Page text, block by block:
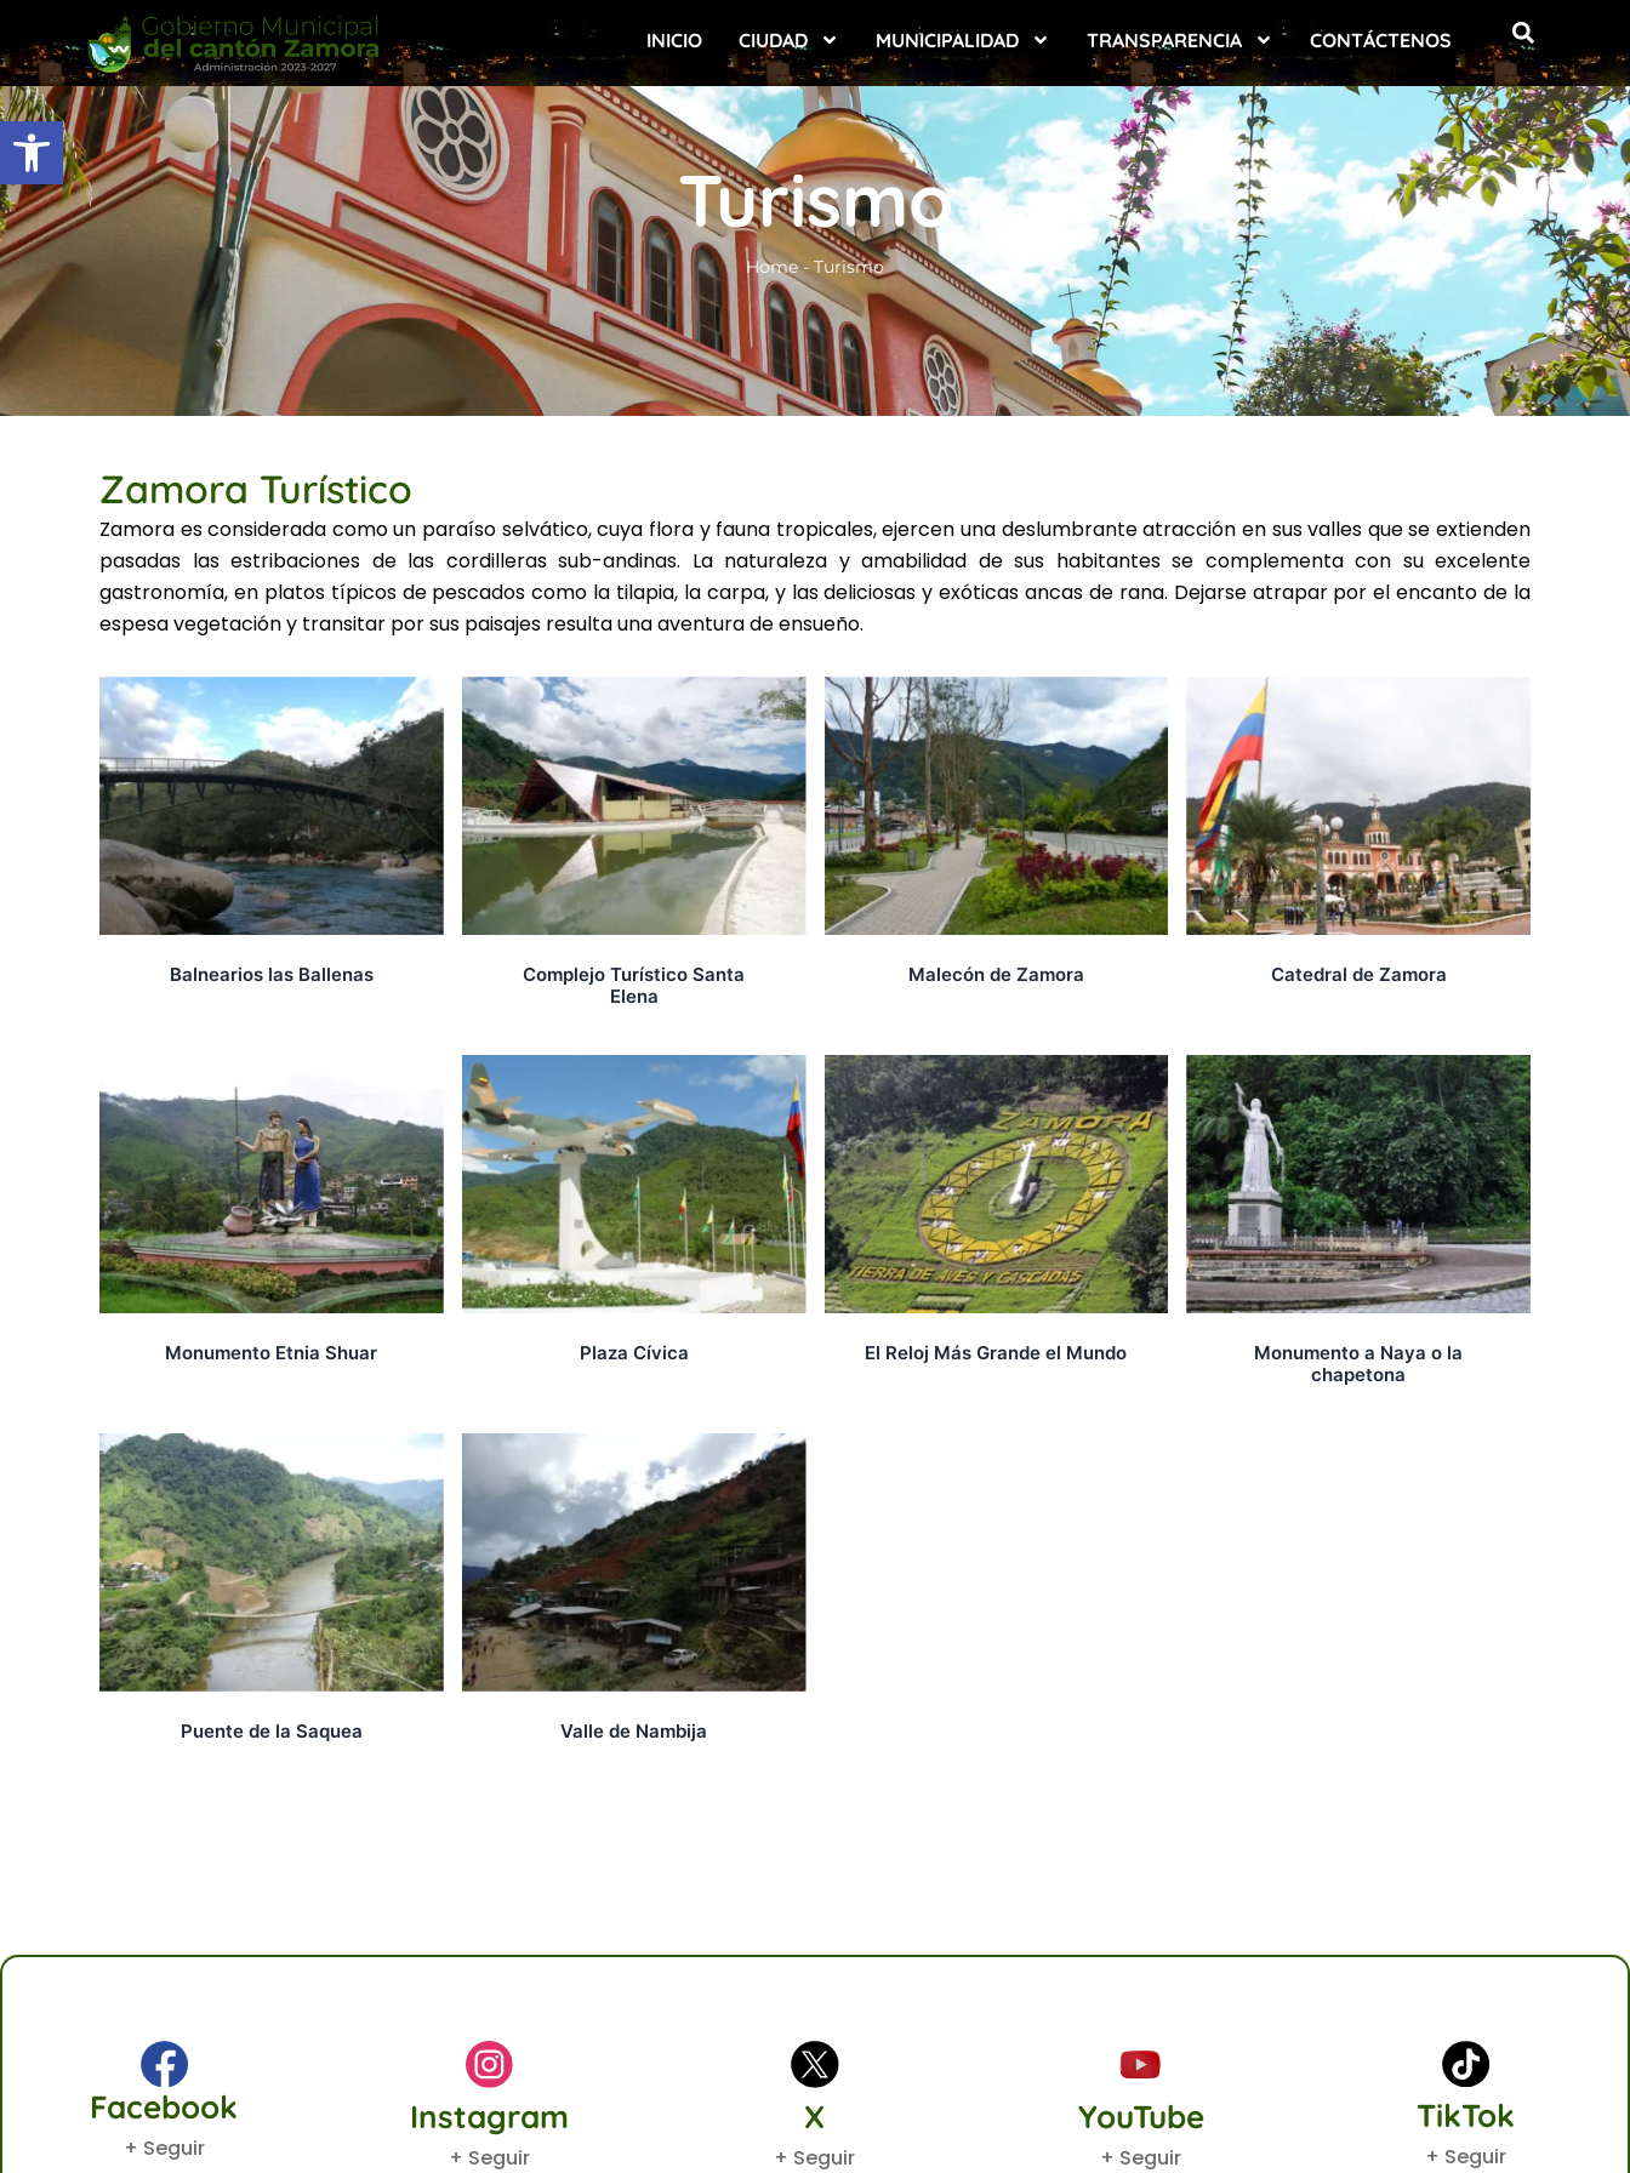
Abrir barra de herramientas
al
contenido
INICIO CIUDAD MUNICIPALIDAD TRANSPARENCIA CONTÁCTENOS
Turismo
Home- Turismo
Zamora Turístico
Zamora es considerada como un paraíso selvático, cuya flora y fauna tropicales, ejercen una deslumbrante atracción en sus valles que se extienden
pasadas las estribaciones de las cordilleras sub-andinas. La naturaleza y amabilidad de sus habitantes se complementa con su excelente
gastronomía, en platos típicos de pescados como la tilapia, la carpa, y las deliciosas y exóticas ancas de rana. Dejarse atrapar por el encanto de la
espesa vegetación y transitar por sus paisajes resulta una aventura de ensueño.
Balnearios las Ballenas
Complejo Turístico Santa
Elena
Malecón de Zamora Catedral de Zamora
Monumento Etnia Shuar Plaza Cívica El Reloj Más Grande el Mundo
Monumento a Naya o la
chapetona
Puente de la Saquea Valle de Nambija
Facebook
+ Seguir
Instagram
+ Seguir
X
+ Seguir
YouTube
+ Seguir
TikTok
+ Seguir